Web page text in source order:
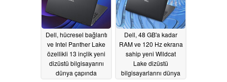
Dell, hücresel bağlantı
ve Intel Panther Lake
özellikli 13 inçlik yeni
dizüstü bilgisayarını
dünya çapında
Dell, 48 GB'a kadar
RAM ve 120 Hz ekrana
sahip yeni Wildcat
Lake dizüstü
bilgisayarlarını dünya